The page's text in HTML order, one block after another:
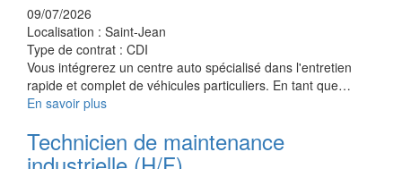
09/07/2026
Localisation : Saint-Jean
Type de contrat : CDI
Vous intégrerez un centre auto spécialisé dans l'entretien
rapide et complet de véhicules particuliers. En tant que…
En savoir plus
Technicien de maintenance